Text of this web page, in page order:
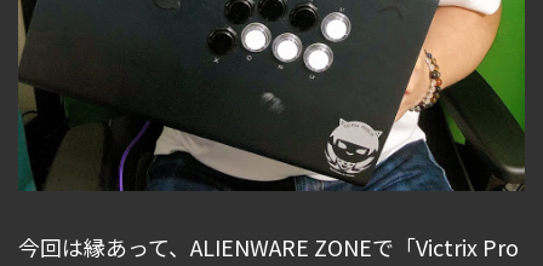
今回は縁あって、ALIENWARE ZONEで「Victrix Pro